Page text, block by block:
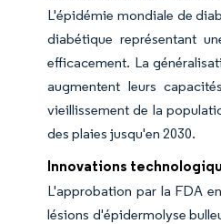
L'épidémie mondiale de
diabétique représentant
efficacement. La
augmentent leurs
vieillissement de la
des plaies jusqu'en 2030.
Innovations
L'approbation par la FDA
lésions d'épidermolyse